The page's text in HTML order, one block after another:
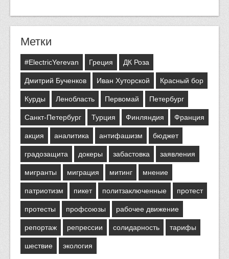
Метки
#ElectricYerevan Греция ДК Роза
Дмитрий Бученков Иван Хуторской Красный бор
Курды Ленобласть Первомай Петербург
Санкт-Петербург Турция Финляндия Франция
акция аналитика антифашизм бюджет
градозащита докеры забастовка заявления
мигранты миграция митинг мнение
патриотизм пикет политзаключенные протест
протесты профсоюзы рабочее движение
репортаж репрессии солидарность тарифы
шествие экология